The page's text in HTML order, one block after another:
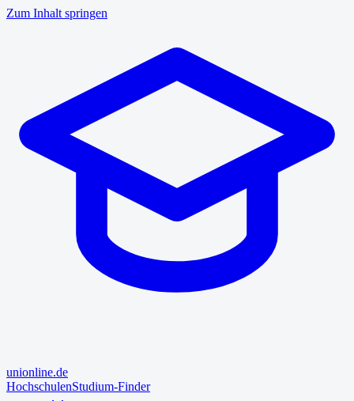
Zum Inhalt springen
unionline.de
HochschulenStudium-Finder